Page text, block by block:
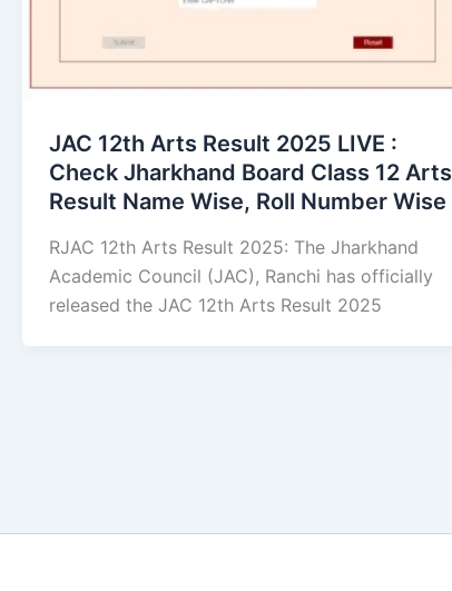
JAC 12th Arts Result 2025 LIVE :
Check Jharkhand Board Class 12 Arts
Result Name Wise, Roll Number Wise
RJAC 12th Arts Result 2025: The Jharkhand
Academic Council (JAC), Ranchi has officially
released the JAC 12th Arts Result 2025